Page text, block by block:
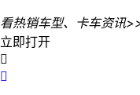
看热销车型、卡车资讯
立即打开

